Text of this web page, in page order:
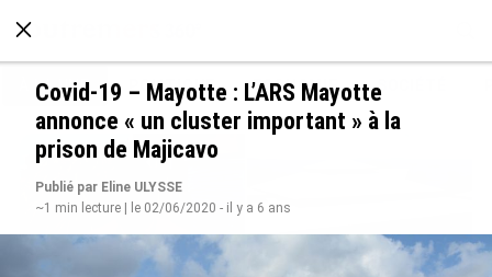
À LA UNE POLITIQUE ECONOMIE SOCIÉTÉ
Covid-19 – Mayotte : L’ARS Mayotte
annonce « un cluster important » à la
prison de Majicavo
Publié par Eline ULYSSE
~1 min lecture | le 02/06/2020 - il y a 6 ans